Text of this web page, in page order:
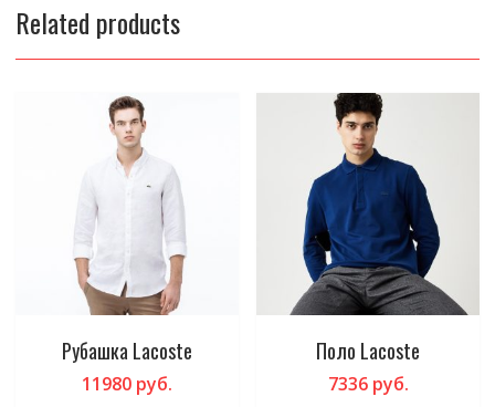
Related products
Рубашка Lacoste
11980руб.
Поло Lacoste
7336руб.